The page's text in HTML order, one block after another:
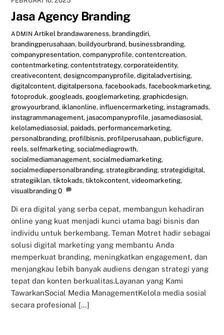
Jasa Agency Branding
ADMIN Artikel brandawareness, brandingdiri,
brandingperusahaan, buildyourbrand, businessbranding,
companypresentation,companyprofile,contentcreation,
contentmarketing,contentstrategy,corporateidentity,
creativecontent,designcompanyprofile,digitaladvertising,
digitalcontent,digitalpersona,facebookads,facebookmarketing,
fotoproduk,googleads,googlemarketing,graphicdesign,
growyourbrand, iklanonline, influencermarketing, instagramads,
instagrammanagement, jasacompanyprofile, jasamediasosial,
kelolamediasosial, paidads, performancemarketing,
personalbranding, profilbisnis, profilperusahaan, publicfigure,
reels,selfmarketing,socialmediagrowth,
socialmediamanagement,socialmediamarketing,
socialmediapersonalbranding,strategibranding,strategidigital,
strategiiklan,tiktokads,tiktokcontent,videomarketing,
visualbranding 0
Di era digital yang serba cepat, membangun kehadiran
online yang kuat menjadi kunci utama bagi bisnis dan
individu untuk berkembang. Teman Motret hadir sebagai
solusi digital marketing yang membantu Anda
memperkuat branding, meningkatkan engagement, dan
menjangkau lebih banyak audiens dengan strategi yang
tepat dan konten berkualitas.Layanan yang Kami
TawarkanSocial Media ManagementKelola media sosial
secara profesional […]